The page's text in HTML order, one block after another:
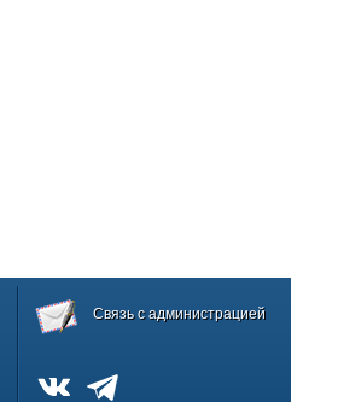
Связь с администрацией